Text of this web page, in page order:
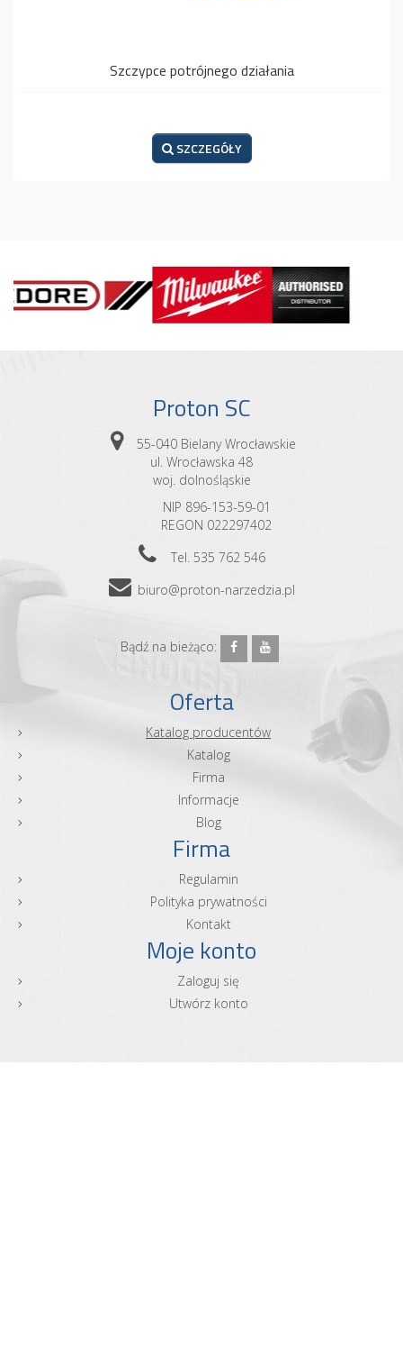
Szczypce potrójnego działania
SZCZEGÓŁY
Proton SC
55-040 Bielany Wrocławskie
ul. Wrocławska 48
woj. dolnośląskie
NIP 896-153-59-01
REGON 022297402
Tel. 535 762 546
biuro@proton-narzedzia.pl
Bądź na bieżąco:
Oferta
Katalog producentów
Katalog
Firma
Informacje
Blog
Firma
Regulamin
Polityka prywatności
Kontakt
Moje konto
Zaloguj się
Utwórz konto